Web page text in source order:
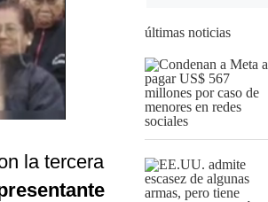
la tercera
últimas noticias